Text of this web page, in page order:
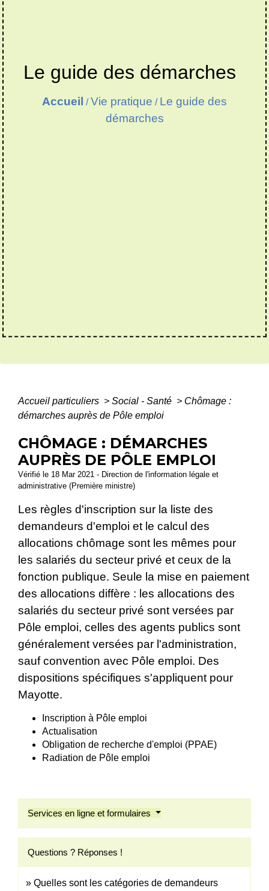
Le guide des démarches
Accueil /Vie pratique / Le guide des
démarches
Accueil particuliers > Social - Santé > Chômage :
démarches auprès de Pôle emploi
CHÔMAGE : DÉMARCHES
AUPRÈS DE PÔLE EMPLOI
Vérifié le 18 Mar 2021 - Direction de l'information légale et
administrative (Première ministre)
Les règles d'inscription sur la liste des
demandeurs d'emploi et le calcul des
allocations chômage sont les mêmes pour
les salariés du secteur privé et ceux de la
fonction publique. Seule la mise en paiement
des allocations diffère : les allocations des
salariés du secteur privé sont versées par
Pôle emploi, celles des agents publics sont
généralement versées par l'administration,
sauf convention avec Pôle emploi. Des
dispositions spécifiques s'appliquent pour
Mayotte.
Inscription à Pôle emploi
Actualisation
Obligation de recherche d'emploi (PPAE)
Radiation de Pôle emploi
Services en ligne et formulaires
Questions ? Réponses !
Quelles sont les catégories de demandeurs